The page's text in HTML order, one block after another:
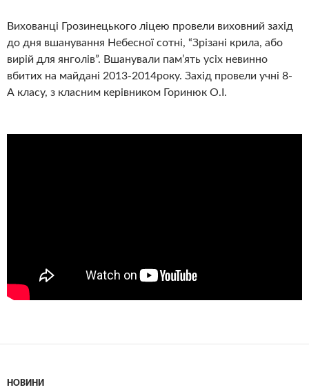
Вихованці Грозинецького ліцею провели виховний захід
до дня вшанування Небесної сотні, “Зрізані крила, або
вирій для янголів”. Вшанували пам’ять усіх невинно
вбитих на майдані 2013-2014року. Захід провели учні 8-
А класу, з класним керівником Горинюк О.І.
НОВИНИ